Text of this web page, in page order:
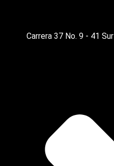
Carrera 37 No. 9 - 41 Sur